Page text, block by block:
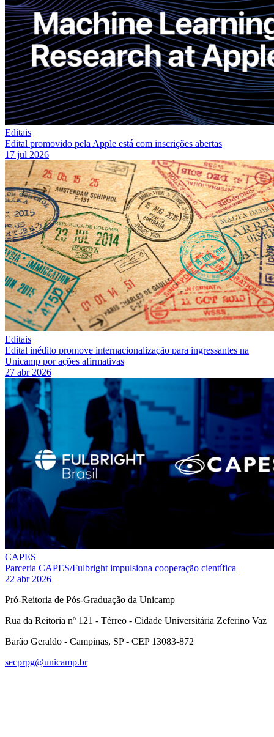
Editais
Edital promovido pela Apple está com inscrições abertas
17 jul 2026
Editais
Edital inédito promove internacionalização para ingressantes na
Unicamp por ações afirmativas
27 abr 2026
CAPES
Parceria CAPES/Fulbright impulsiona cooperação científica
22 abr 2026
Pró-Reitoria de Pós-Graduação da Unicamp
Rua da Reitoria nº 121 - Térreo - Cidade Universitária Zeferino Vaz
Barão Geraldo - Campinas, SP - CEP 13083-872
secprpg@unicamp.br